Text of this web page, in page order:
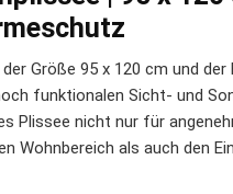
Größe 95 x 120 cm und
funktionalen Sicht- und
Plissee nicht nur für
Wohnbereich als auch den